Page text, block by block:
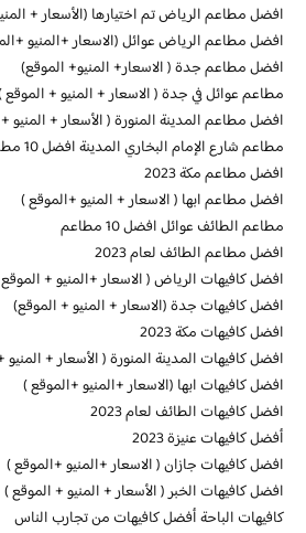
افضل مطاعم الرياض تم اختيارها (الأسعار +
افضل مطاعم الرياض عوائل (الاسعار +المنيو
افضل مطاعم جدة ( الاسعار+ المنيو+ الموقع)
مطاعم عوائل في جدة ( الاسعار + المنيو + الموقع
افضل مطاعم المدينة المنورة ( الأسعار + المنيو
مطاعم شارع الإمام البخاري المدينة افضل 10 مطاعم ينصح بها
افضل مطاعم مكة 2023
افضل مطاعم ابها ( الاسعار + المنيو +الموقع )
مطاعم الطائف عوائل افضل 10 مطاعم
افضل مطاعم الطائف لعام 2023
افضل كافيهات الرياض ( الاسعار +المنيو +
افضل كافيهات جدة (الاسعار + المنيو + الموقع)
افضل كافيهات مكة 2023
افضل كافيهات المدينة المنورة ( الأسعار +
افضل كافيهات ابها (الاسعار +المنيو +الموقع )
افضل كافيهات الطائف لعام 2023
أفضل كافيهات عنيزة 2023
افضل كافيهات جازان ( الاسعار +المنيو +الموقع )
افضل كافيهات الخبر ( الأسعار + المنيو + الموقع )
كافيهات الباحة أفضل كافيهات من تجارب الناس